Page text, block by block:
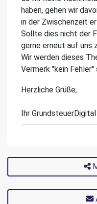
haben, gehen wir
in der Zwischenzeit
Sollte dies nicht der
gerne erneut auf uns
Wir werden dieses
Vermerk "kein Fehler"
Herzliche Grüße,
Ihr